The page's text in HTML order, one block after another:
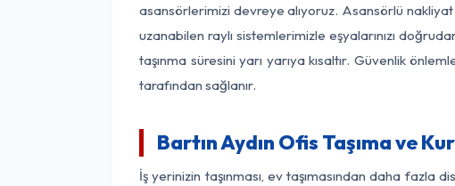
asansörlerimizi devreye alıyoruz. Asansörlü nakliyat
uzanabilen raylı sistemlerimizle eşyalarınızı
taşınma süresini yarı yarıya kısaltır. Güvenlik
tarafından sağlanır.
Bartın Aydın Ofis Taşıma ve
İş yerinizin taşınması, ev taşımasından daha fazla